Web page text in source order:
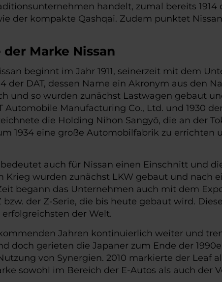
handelt, zumal bereits
der kompakte Qashqai. Zudem punktet
Marke Nissan
beginnt im Jahr 1911, seinerzeit mit dem
der DAT, dessen Name ein Akronym aus den
und so wurden zunächst Lastwagen gebaut
Automobile Manufacturing Co., Ltd. und 1930
die Holding Nihon Sangyō, die an der
1934 eine große Automobilfabrik zu
auch für Nissan einen Einschnitt und
Krieg wurden zunächst LKW gebaut und nach
begann das Unternehmen auch mit dem
der Z-Serie, die bis heute gebaut wird.
der Welt.
Jahren kontinuierlich weiter und
doch gerieten die Japaner zum Ende der
von Synergien. 2010 markierte der Leaf
sowohl im Bereich der E-Autos als auch der